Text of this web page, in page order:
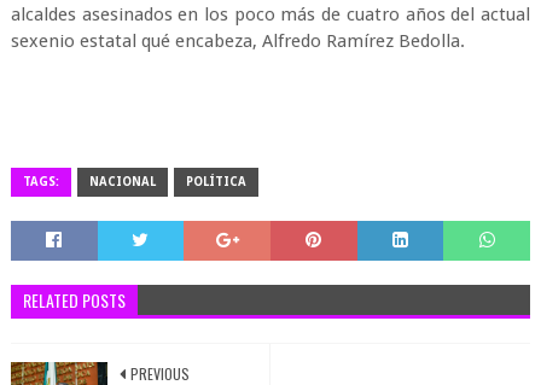
alcaldes asesinados en los poco más de cuatro años del actual
sexenio estatal qué encabeza, Alfredo Ramírez Bedolla.
TAGS: NACIONAL POLÍTICA
RELATED POSTS
PREVIOUS